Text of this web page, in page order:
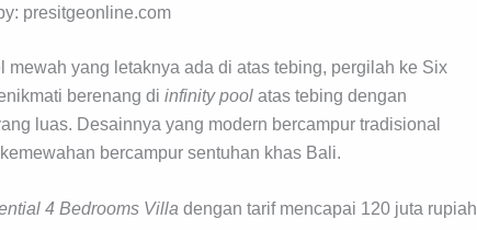
presitgeonline.com
mewah yang letaknya ada di atas tebing, pergilah ke Six
berenang di infinity pool atas tebing dengan
luas. Desainnya yang modern bercampur tradisional
bercampur sentuhan khas Bali.
4 Bedrooms Villa dengan tarif mencapai 120 juta rupiah